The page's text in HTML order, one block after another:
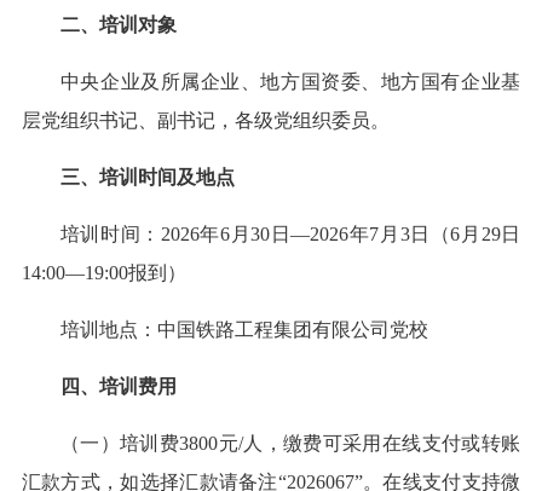
二、培训对象
中央企业及所属企业、地方国资委、地方国有企业基
层党组织书记、副书记，各级党组织委员。
三、培训时间及地点
培训时间：2026年6月30日—2026年7月3日（6月29日
14:00—19:00报到）
培训地点：中国铁路工程集团有限公司党校
四、培训费用
（一）培训费3800元/人，缴费可采用在线支付或转账
汇款方式，如选择汇款请备注“2026067”。在线支付支持微